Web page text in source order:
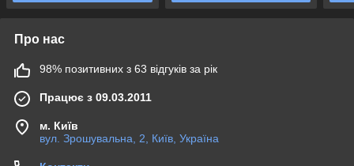
Про нас
98% позитивних з 63 відгуків за рік
Працює з 09.03.2011
м. Київ
вул. Зрошувальна, 2, Київ, Україна